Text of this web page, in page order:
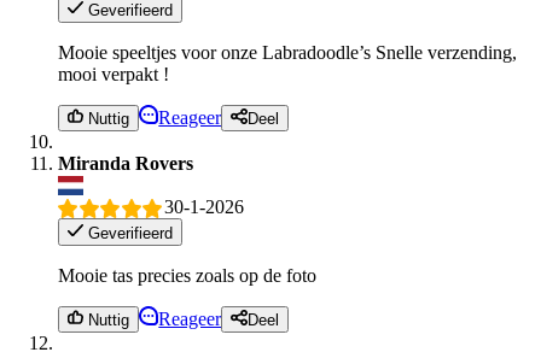
Geverifieerd
Mooie speeltjes voor onze Labradoodle’s Snelle verzending,
mooi verpakt !
Nuttig Reageer Deel
Miranda Rovers
30-1-2026
Geverifieerd
Mooie tas precies zoals op de foto
Nuttig Reageer Deel